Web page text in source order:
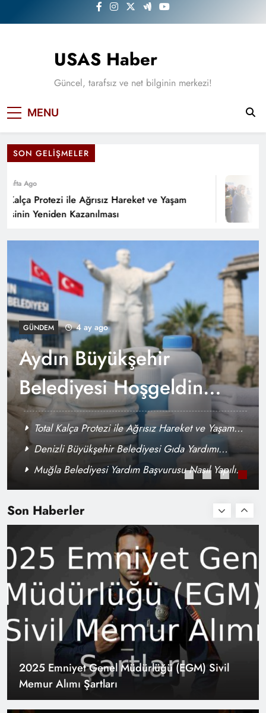
to
USAS Haber
Güncel, tarafsız ve net bilginin merkezi!
MENU
SON GELIŞMELER
Ago
Protezi ile Ağrısız Hareket ve Yaşam
Yeniden Kazanılması
GÜNDEM 4 ay ago
Aydın Büyükşehir
Belediyesi Hoşgeldin
Bebek Başvurusu 2026
Total Kalça Protezi ile Ağrısız Hareket ve Yaşam
Kalitesinin Yeniden Kazanılması
Denizli Büyükşehir Belediyesi Gıda Yardımı
Başvurusu 2026
Muğla Belediyesi Yardım Başvurusu Nasıl Yapılır?
Son Haberler
Denizli Büyükşehir Belediyesi Gıda Yardımı
Başvurusu 2026
Şok Yardım Kartı Başvurusu – 2025 Eylül
[Rehber]
Biz Varız İzmir Anne Kart Başvurusu Nasıl
2025 Emniyet Genel Müdürlüğü (EGM) Sivil
Memur Alımı Şartları